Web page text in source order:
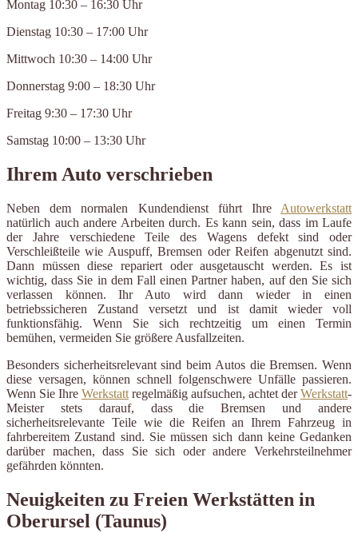
Montag 10:30 – 16:30 Uhr
Dienstag 10:30 – 17:00 Uhr
Mittwoch 10:30 – 14:00 Uhr
Donnerstag 9:00 – 18:30 Uhr
Freitag 9:30 – 17:30 Uhr
Samstag 10:00 – 13:30 Uhr
Ihrem Auto verschrieben
Neben dem normalen Kundendienst führt Ihre Autowerkstatt
natürlich auch andere Arbeiten durch. Es kann sein, dass im Laufe
der Jahre verschiedene Teile des Wagens defekt sind oder
Verschleißteile wie Auspuff, Bremsen oder Reifen abgenutzt sind.
Dann müssen diese repariert oder ausgetauscht werden. Es ist
wichtig, dass Sie in dem Fall einen Partner haben, auf den Sie sich
verlassen können. Ihr Auto wird dann wieder in einen
betriebssicheren Zustand versetzt und ist damit wieder voll
funktionsfähig. Wenn Sie sich rechtzeitig um einen Termin
bemühen, vermeiden Sie größere Ausfallzeiten.
Besonders sicherheitsrelevant sind beim Autos die Bremsen. Wenn
diese versagen, können schnell folgenschwere Unfälle passieren.
Wenn Sie Ihre Werkstatt regelmäßig aufsuchen, achtet derWerkstatt-
Meister stets darauf, dass die Bremsen und andere
sicherheitsrelevante Teile wie die Reifen an Ihrem Fahrzeug in
fahrbereitem Zustand sind. Sie müssen sich dann keine Gedanken
darüber machen, dass Sie sich oder andere Verkehrsteilnehmer
gefährden könnten.
Neuigkeiten zu Freien Werkstätten in
Oberursel (Taunus)